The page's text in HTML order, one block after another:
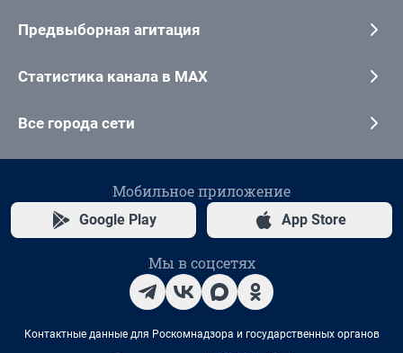
Предвыборная агитация
Статистика канала в MAX
Все города сети
Мобильное приложение
Google Play App Store
Мы в соцсетях
Контактные данные для Роскомнадзора и государственных органов